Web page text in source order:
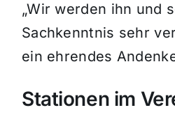
„Wir werden ihn und
Sachkenntnis sehr
ein ehrendes
Stationen im